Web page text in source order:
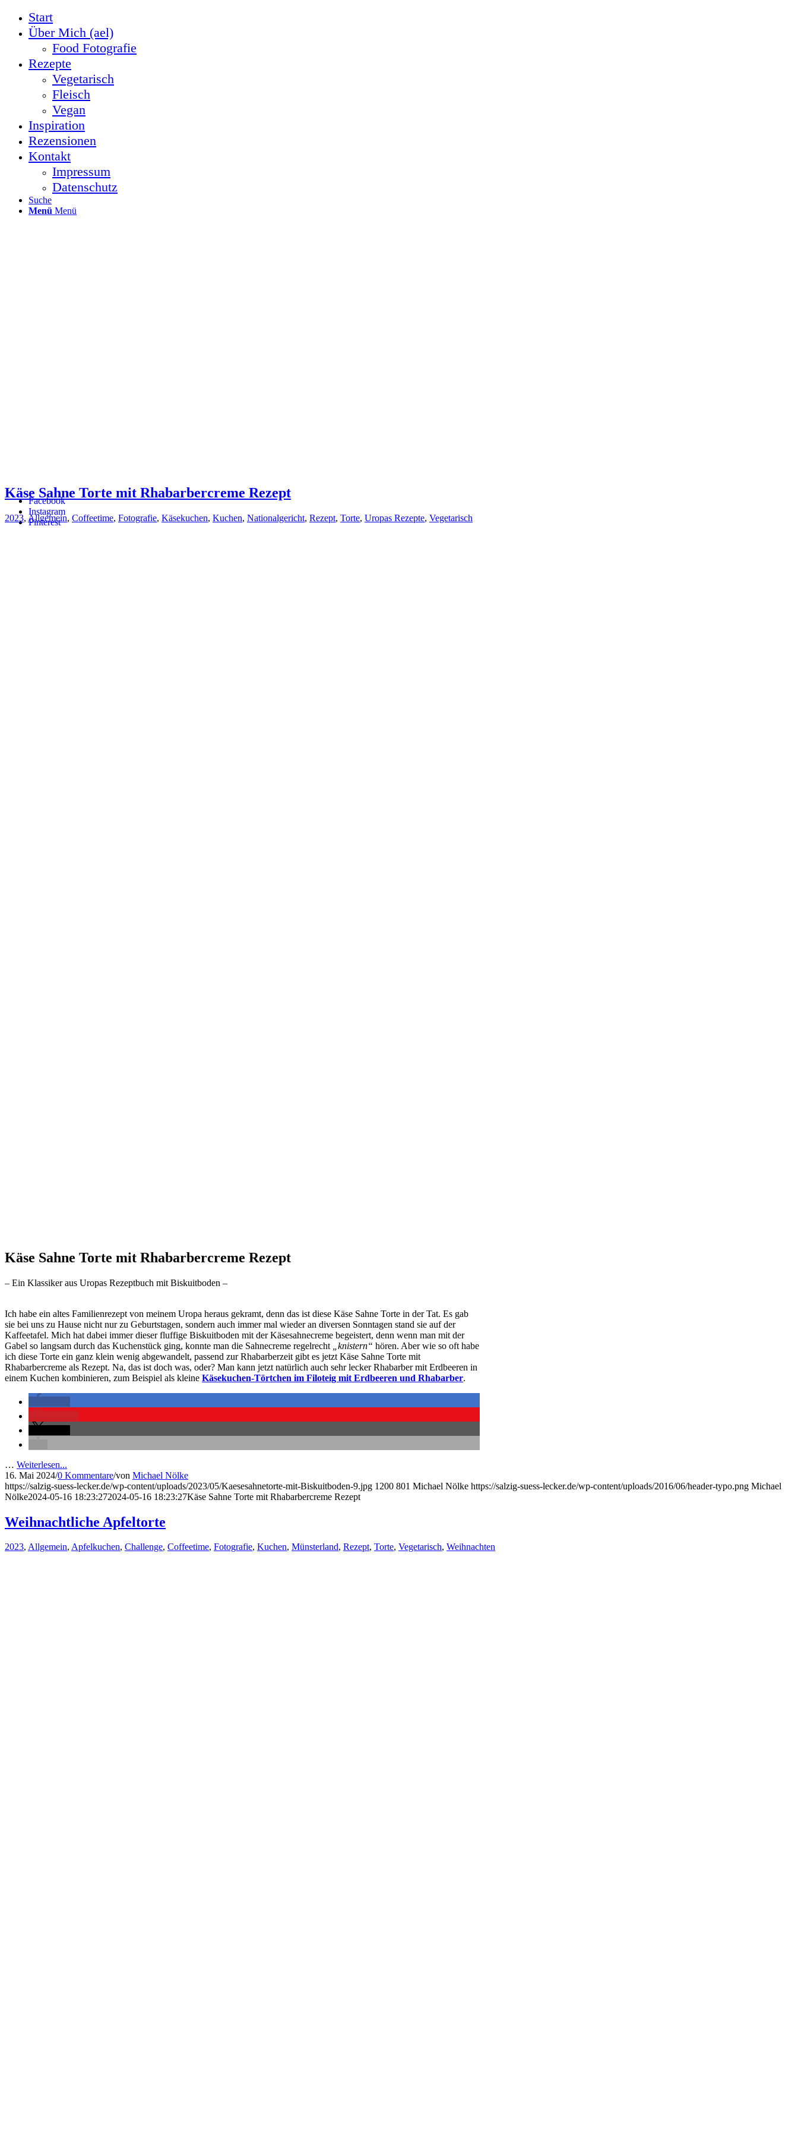
Start
Über Mich (ael)
Food Fotografie
Rezepte
Vegetarisch
Fleisch
Vegan
Inspiration
Rezensionen
Kontakt
Impressum
Datenschutz
Suche
Menü Menü
Facebook
Instagram
Pinterest
Käse Sahne Torte mit Rhabarbercreme Rezept
2023, Allgemein, Coffeetime, Fotografie, Käsekuchen, Kuchen, Nationalgericht, Rezept, Torte, Uropas Rezepte, Vegetarisch
Käse Sahne Torte mit Rhabarbercreme Rezept
– Ein Klassiker aus Uropas Rezeptbuch mit Biskuitboden –
Ich habe ein altes Familienrezept von meinem Uropa heraus gekramt, denn das ist diese Käse Sahne Torte in der Tat. Es gab
sie bei uns zu Hause nicht nur zu Geburtstagen, sondern auch immer mal wieder an diversen Sonntagen stand sie auf der
Kaffeetafel. Mich hat dabei immer dieser fluffige Biskuitboden mit der Käsesahnecreme begeistert, denn wenn man mit der
Gabel so langsam durch das Kuchenstück ging, konnte man die Sahnecreme regelrecht
„knistern“ hören. Aber wie so oft habe
ich diese Torte ein ganz klein wenig abgewandelt, passend zur Rhabarberzeit gibt es jetzt Käse Sahne Torte mit
Rhabarbercreme als Rezept. Na, das ist doch was, oder? Man kann jetzt natürlich auch sehr lecker Rhabarber mit Erdbeeren in
einem Kuchen kombinieren, zum Beispiel als kleine Käsekuchen-Törtchen im Filoteig mit Erdbeeren und Rhabarber.
… Weiterlesen...
16. Mai 2024/0 Kommentare/von Michael Nölke
https://salzig-suess-lecker.de/wp-content/uploads/2023/05/Kaesesahnetorte-mit-Biskuitboden-9.jpg 1200 801 Michael Nölke https://salzig-suess-lecker.de/wp-content/uploads/2016/06/header-typo.png Michael
Nölke2024-05-16 18:23:272024-05-16 18:23:27Käse Sahne Torte mit Rhabarbercreme Rezept
Weihnachtliche Apfeltorte
2023, Allgemein, Apfelkuchen, Challenge, Coffeetime, Fotografie, Kuchen, Münsterland, Rezept, Torte, Vegetarisch, Weihnachten